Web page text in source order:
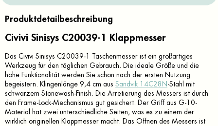
Produktdetailbeschreibung
Civivi Sinisys C20039-1 Klappmesser
Das Civivi Sinisys C20039-1 Taschenmesser ist ein großartiges
Werkzeug für den täglichen Gebrauch. Die ideale Größe und die
hohe Funktionalität werden Sie schon nach der ersten Nutzung
begeistern. Klingenlänge 9,4 cm aus Sandvik 14C28N -Stahl mit
schwarzem Stonewash-Finish. Die Arretierung des Messers ist durch
den Frame-Lock-Mechanismus gut gesichert. Der Griff aus G-10-
Material hat zwei unterschiedliche Seiten, was es zu einem der
wirklich originellen Klappmesser macht. Das Öffnen des Messers ist